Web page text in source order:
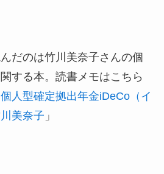
だのは竹川美奈子さんの個
する本。読書メモはこちら
人型確定拠出年金iDeCo（イ
美奈子 」